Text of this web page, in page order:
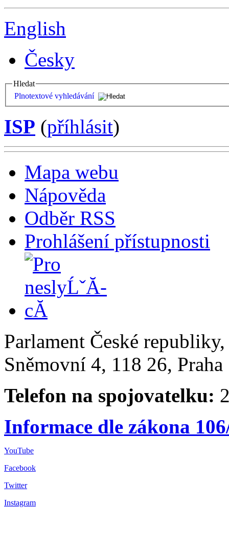
English
Česky
Hledat
Plnotextové vyhledávání
ISP (příhlásit)
Mapa webu
Nápověda
Odběr RSS
Prohlášení přístupnosti
Parlament České
Sněmovní 4, 118 26,
Telefon na spojovatelku:
Informace dle zákona
YouTube
Facebook
Twitter
Instagram